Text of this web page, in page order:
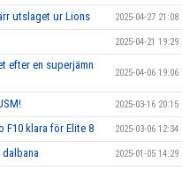
utslaget ur Lions 2025-04-27 21:08
2025-04-21 19:29
efter en superjämn
2025-04-06 19:06
2025-03-16 20:15
F10 klara för Elite 8 2025-03-06 12:34
2025-01-05 14:29